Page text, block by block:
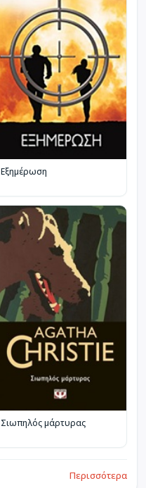
Εξημέρωση
Σιωπηλός μάρτυρας
Περισσότερα